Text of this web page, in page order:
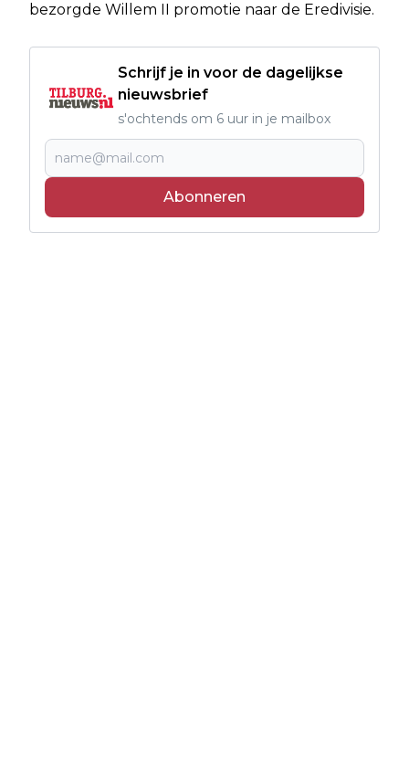
bezorgde Willem II promotie naar de Eredivisie.
Schrijf je in voor de dagelijkse
nieuwsbrief
s'ochtends om 6 uur in je mailbox
Abonneren